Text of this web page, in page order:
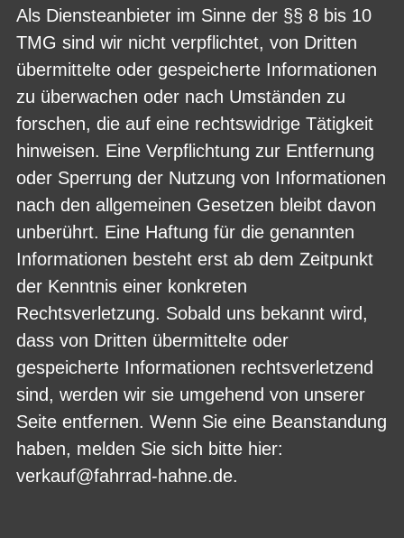
Als Diensteanbieter im Sinne der §§ 8 bis 10
TMG sind wir nicht verpflichtet, von Dritten
übermittelte oder gespeicherte Informationen
zu überwachen oder nach Umständen zu
forschen, die auf eine rechtswidrige Tätigkeit
hinweisen. Eine Verpflichtung zur Entfernung
oder Sperrung der Nutzung von Informationen
nach den allgemeinen Gesetzen bleibt davon
unberührt. Eine Haftung für die genannten
Informationen besteht erst ab dem Zeitpunkt
der Kenntnis einer konkreten
Rechtsverletzung. Sobald uns bekannt wird,
dass von Dritten übermittelte oder
gespeicherte Informationen rechtsverletzend
sind, werden wir sie umgehend von unserer
Seite entfernen. Wenn Sie eine Beanstandung
haben, melden Sie sich bitte hier:
verkauf@fahrrad-hahne.de.